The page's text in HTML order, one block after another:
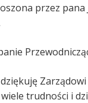
przez
trudności i